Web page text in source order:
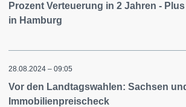
Prozent Verteuerung in 2 Jahren -
in Hamburg
28.08.2024 – 09:05
Vor den Landtagswahlen: Sachsen
Immobilienpreischeck